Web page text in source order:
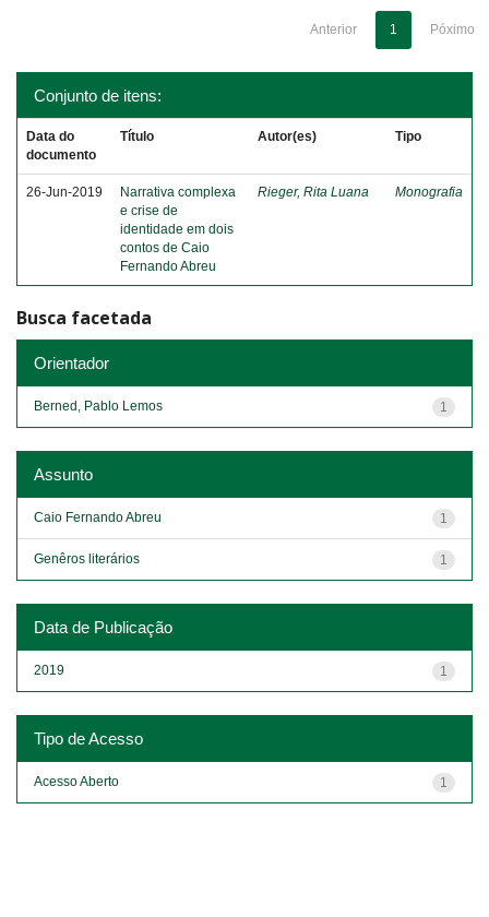
Anterior 1 Póximo
Conjunto de itens:
Data do
documento
Título Autor(es) Tipo
26-Jun-2019
Narrativa complexa
e crise de
identidade em dois
contos de Caio
Fernando Abreu
Rieger, Rita Luana Monografia
Busca facetada
Orientador
1
Berned, Pablo Lemos
Assunto
1
Caio Fernando Abreu
1
Genêros literários
Data de Publicação
1
2019
Tipo de Acesso
1
Acesso Aberto